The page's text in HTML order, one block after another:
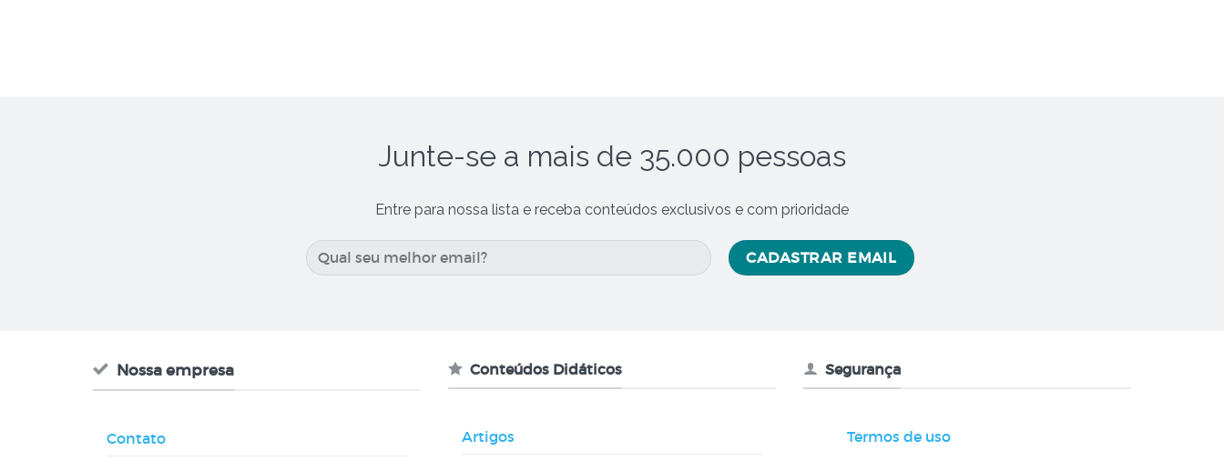
Junte-se a mais de 35.000 pessoas
Entre para nossa lista e receba conteúdos exclusivos e com prioridade
Nossa empresa
Contato
Conteúdos Didáticos
Artigos
Segurança
Termos de uso